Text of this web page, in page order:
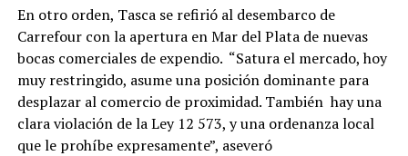
En otro orden, Tasca se refirió al desembarco de
Carrefour con la apertura en Mar del Plata de nuevas
bocas comerciales de expendio. “Satura el mercado, hoy
muy restringido, asume una posición dominante para
desplazar al comercio de proximidad. También hay una
clara violación de la Ley 12 573, y una ordenanza local
que le prohíbe expresamente”, aseveró